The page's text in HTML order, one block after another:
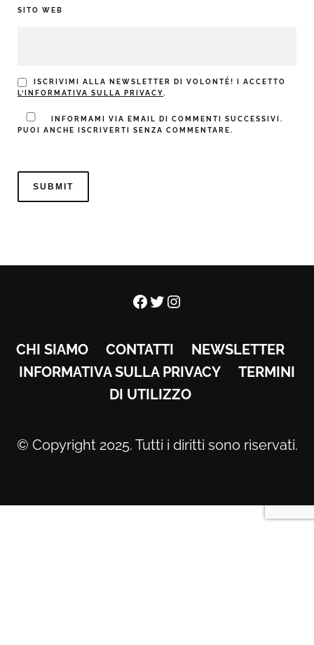
SITO WEB
ISCRIVIMI ALLA NEWSLETTER DI VOLONTÉ! I ACCETTO
L’INFORMATIVA SULLA PRIVACY.
INFORMAMI VIA EMAIL DI COMMENTI SUCCESSIVI.
PUOI ANCHE ISCRIVERTI SENZA COMMENTARE.
Facebook
Twitter
Instagram
CHI SIAMO CONTATTI
NEWSLETTER
INFORMATIVA SULLA PRIVACY
TERMINI
DI UTILIZZO
© Copyright 2025. Tutti i diritti sono riservati.